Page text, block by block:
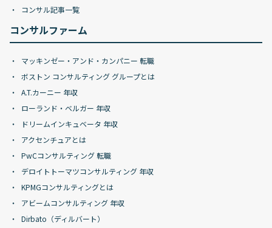
コンサル記事一覧
コンサルファーム
マッキンゼー・アンド・カンパニー 転職
ボストン コンサルティング グループとは
A.T.カーニー 年収
ローランド・ベルガー 年収
ドリームインキュベータ 年収
アクセンチュアとは
PwCコンサルティング 転職
デロイトトーマツコンサルティング 年収
KPMGコンサルティングとは
アビームコンサルティング 年収
Dirbato（ディルバート）